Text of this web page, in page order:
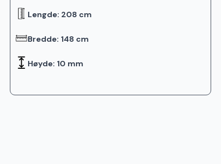
Lengde: 208 cm
Bredde: 148 cm
Høyde: 10 mm